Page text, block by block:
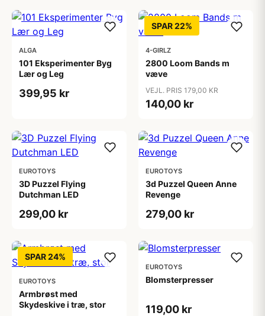
ALGA
101 Eksperimenter Byg
Lær og Leg
399,95 kr
SPAR 22%
4-GIRLZ
2800 Loom Bands m
væve
VEJL. PRIS 179,00 KR
140,00 kr
EUROTOYS
3D Puzzel Flying
Dutchman LED
299,00 kr
EUROTOYS
3d Puzzel Queen Anne
Revenge
279,00 kr
SPAR 24%
EUROTOYS
Armbrøst med
Skydeskive i træ, stor
EUROTOYS
Blomsterpresser
119,00 kr